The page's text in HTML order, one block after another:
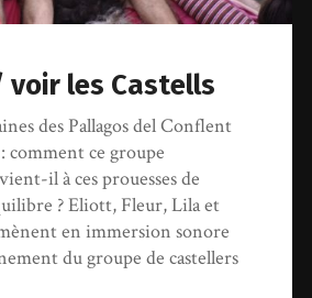
voir les Castells
des Pallagos del Conflent
comment ce groupe
il à ces prouesses de
? Eliott, Fleur, Lila et
en immersion sonore
du groupe de castellers